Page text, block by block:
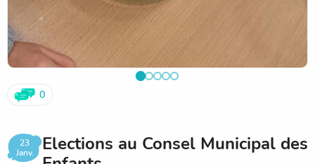
0
23
Janv.
Elections au Consel Municipal des